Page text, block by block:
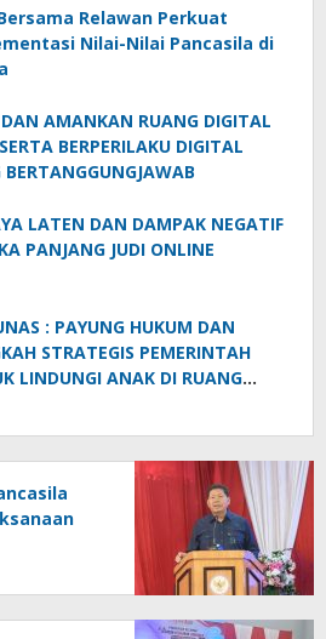
Relawan Perkuat
Nilai-Nilai Pancasila di
DAN AMANKAN RUANG DIGITAL
BERPERILAKU DIGITAL
BERTANGGUNGJAWAB
LATEN DAN DAMPAK NEGATIF
PANJANG JUDI ONLINE
: PAYUNG HUKUM DAN
STRATEGIS PEMERINTAH
LINDUNGI ANAK DI RUANG